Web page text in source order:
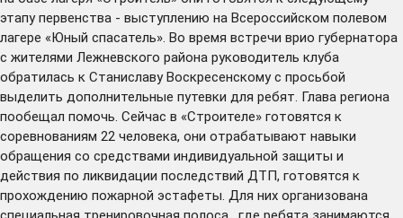
этапу первенства - выступлению на Всероссийском полевом
лагере «Юный спасатель». Во время встречи врио губернатора
с жителями Лежневского района руководитель клуба
обратилась к Станиславу Воскресенскому с просьбой
выделить дополнительные путевки для ребят. Глава региона
пообещал помочь. Сейчас в «Строителе» готовятся к
соревнованиям 22 человека, они отрабатывают навыки
обращения со средствами индивидуальной защиты и
действия по ликвидации последствий ДТП, готовятся к
прохождению пожарной эстафеты. Для них организована